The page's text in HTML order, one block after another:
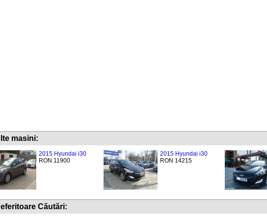
masini:
2015 Hyundai i30
RON 11900
2015 Hyundai i30
RON 14215
Căutări: